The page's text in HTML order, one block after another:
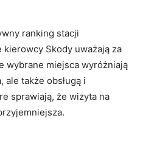
ranking stacji
Skody uważają za
wybrane miejsca wyróżniają
ale także obsługą i
sprawiają, że wizyta na